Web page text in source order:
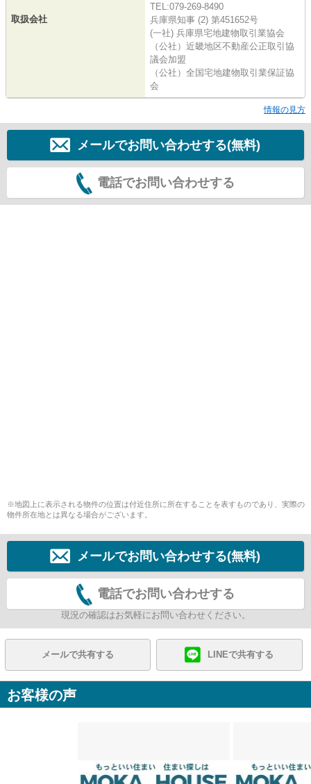
取扱会社
TEL:079-269-8490
兵庫県知事 (2) 第451652号
(一社) 兵庫県宅地建物取引業協会
（公社）近畿地区不動産公正取引協
議会加盟
（公社）全国宅地建物取引業保証協
会
情報の見方
メールでお問い合わせする(無料)
電話でお問い合わせする
※地図上に表示される物件の位置は付近住所に所在することを表すものであり、実際の
物件所在地とは異なる場合がございます。
メールでお問い合わせする(無料)
電話でお問い合わせする
現況の確認はお気軽にお問い合わせください。
メールで共有する LINEで共有する
お客様の声